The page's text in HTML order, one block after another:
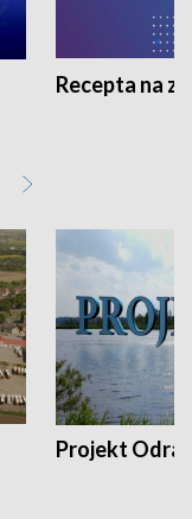
Recepta na
Projekt Odra